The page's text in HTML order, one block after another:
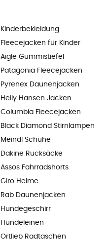
Kinderbekleidung
Fleecejacken für Kinder
Aigle Gummistiefel
Patagonia Fleecejacken
Pyrenex Daunenjacken
Helly Hansen Jacken
Columbia Fleecejacken
Black Diamond Stirnlampen
Meindl Schuhe
Dakine Rucksäcke
Assos Fahrradshorts
Giro Helme
Rab Daunenjacken
Hundegeschirr
Hundeleinen
Ortlieb Radtaschen